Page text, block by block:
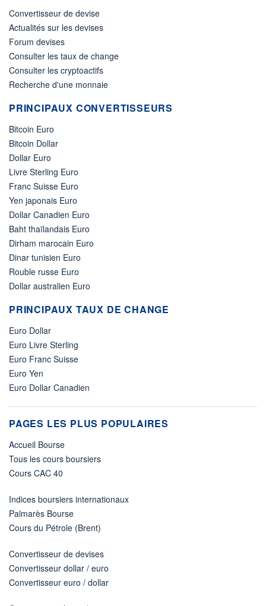
Convertisseur de devise
Actualités sur les devises
Forum devises
Consulter les taux de change
Consulter les cryptoactifs
Recherche d'une monnaie
PRINCIPAUX CONVERTISSEURS
Bitcoin Euro
Bitcoin Dollar
Dollar Euro
Livre Sterling Euro
Franc Suisse Euro
Yen japonais Euro
Dollar Canadien Euro
Baht thaïlandais Euro
Dirham marocain Euro
Dinar tunisien Euro
Rouble russe Euro
Dollar australien Euro
PRINCIPAUX TAUX DE CHANGE
Euro Dollar
Euro Livre Sterling
Euro Franc Suisse
Euro Yen
Euro Dollar Canadien
PAGES LES PLUS POPULAIRES
Accueil Bourse
Tous les cours boursiers
Cours CAC 40
Indices boursiers internationaux
Palmarès Bourse
Cours du Pétrole (Brent)
Convertisseur de devises
Convertisseur dollar / euro
Convertisseur euro / dollar